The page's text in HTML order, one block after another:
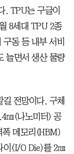
. TPU는 구글이
8세대 TPU 2종
동 등 내부 서비
늘면서 생산 물량
전망이다. 구체
㎚(나노미터) 공
폭 메모리(HBM)
이(I/O Die)를 2㎚